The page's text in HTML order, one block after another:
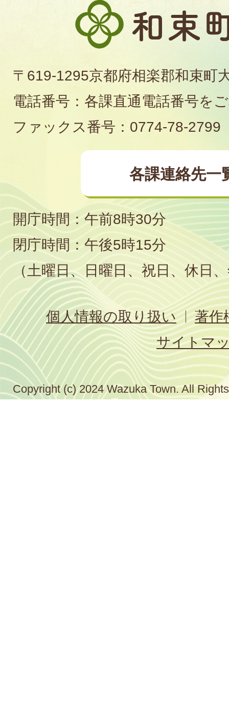
和
束
役
場
〒619-1295京都府相楽郡和束町
電話番号：各課直通電話番号を
ファックス番号：0774-78-2799
各課連絡先一
開庁時間：午前8時30分
閉庁時間：午後5時15分
（土曜日、日曜日、祝日、休日
個人情報の取り扱い
著作
サイトマ
Copyright (c) 2024 Wazuka Town. All